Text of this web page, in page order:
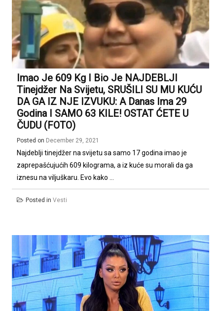
Imao Je 609 Kg I Bio Je NAJDEBLJI
Tinejdžer Na Svijetu, SRUŠILI SU MU KUĆU
DA GA IZ NJE IZVUKU: A Danas Ima 29
Godina I SAMO 63 KILE! OSTAT ĆETE U
ČUDU (FOTO)
Posted on December 29, 2021
Najdeblji tinejdžer na svijetu sa samo 17 godina imao je
zaprepašćujućih 609 kilograma, a iz kuće su morali da ga
iznesu na viljuškaru. Evo kako ...
Posted in Vesti